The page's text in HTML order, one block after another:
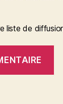
liste de